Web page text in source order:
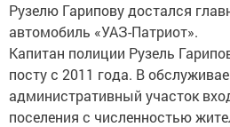
Рузелю Гарипову достался
автомобиль «УАЗ-Патриот».
Капитан полиции Рузель
посту с 2011 года. В
административный участок
поселения с численностью